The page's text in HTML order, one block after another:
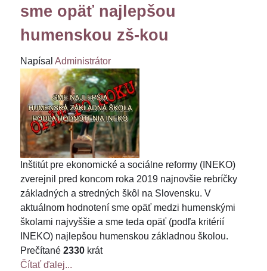
sme opäť najlepšou
humenskou zš-kou
Napísal Administrátor
Inštitút pre ekonomické a sociálne reformy (INEKO)
zverejnil pred koncom roka 2019 najnovšie rebríčky
základných a stredných škôl na Slovensku. V
aktuálnom hodnotení sme opäť medzi humenskými
školami najvyššie a sme teda opäť (podľa kritérií
INEKO) najlepšou humenskou základnou školou.
Prečítané 2330 krát
Čítať ďalej...